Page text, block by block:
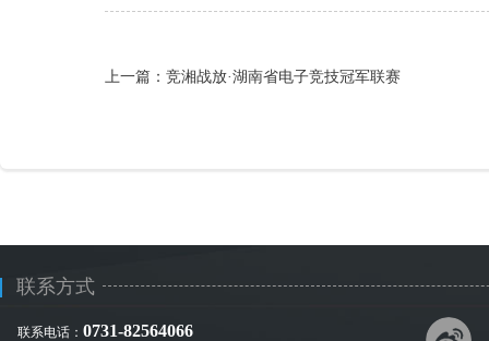
上一篇：竞湘战放·湖南省电子竞技冠军联赛
联系方式
联系电话： 0731-82564066